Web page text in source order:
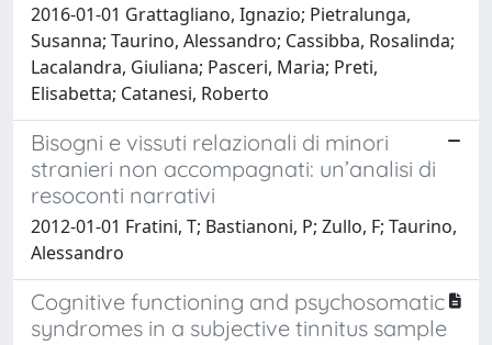
2016-01-01 Grattagliano, Ignazio; Pietralunga,
Susanna; Taurino, Alessandro; Cassibba, Rosalinda;
Lacalandra, Giuliana; Pasceri, Maria; Preti,
Elisabetta; Catanesi, Roberto
Bisogni e vissuti relazionali di minori
stranieri non accompagnati: un’analisi di
resoconti narrativi
2012-01-01 Fratini, T; Bastianoni, P; Zullo, F; Taurino,
Alessandro
Cognitive functioning and psychosomatic
syndromes in a subjective tinnitus sample